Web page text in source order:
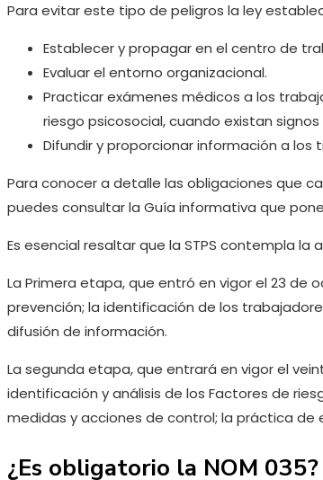
Para evitar este tipo de peligros la ley
Establecer y propagar en el centro de
Evaluar el entorno organizacional.
Practicar exámenes médicos a los
riesgo psicosocial, cuando existan
Difundir y proporcionar información a los
Para conocer a detalle las obligaciones que
puedes consultar la Guía informativa que pone
Es esencial resaltar que la STPS contempla
La Primera etapa, que entró en vigor el 23 de
prevención; la identificación de los
difusión de información.
La segunda etapa, que entrará en vigor el
identificación y análisis de los Factores de
medidas y acciones de control; la práctica de
¿Es obligatorio la NOM 035?